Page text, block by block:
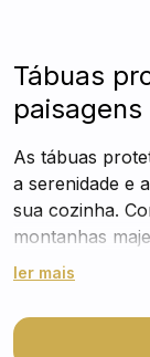
Tábuas
paisagens
As tábuas
a serenidade e
sua cozinha.
montanhas
tábuas feitas
Cada peça é
paz e
ler mais